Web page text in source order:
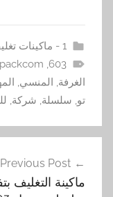
1 - ماكينات تغليف بالفاكيوم
603
,
الغرفة, المنسي,
تو, سلسلة, شركة,
المقالات
Previous Post
ماكينة التغليف